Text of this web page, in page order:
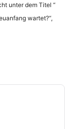
unter dem Titel “
wartet?“,